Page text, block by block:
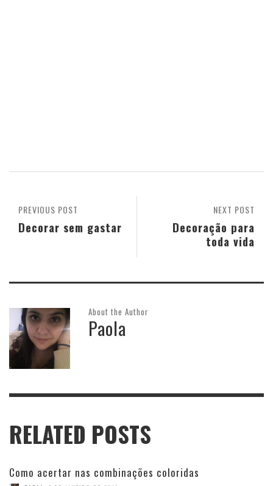
NEXT POST
Decoração para
toda vida
PREVIOUS POST
Decorar sem gastar
About the Author
Paola
RELATED POSTS
Como acertar nas combinações coloridas